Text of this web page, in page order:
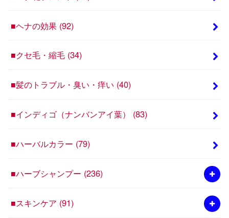
■ヘナの効果 (92)
■クセ毛・縮毛 (34)
■髪のトラブル・臭い・痒い (40)
■インディゴ（ナンバンアイ葉） (83)
■ハーバルカラー (79)
■ハーブシャンプー (236)
■スキンケア (91)